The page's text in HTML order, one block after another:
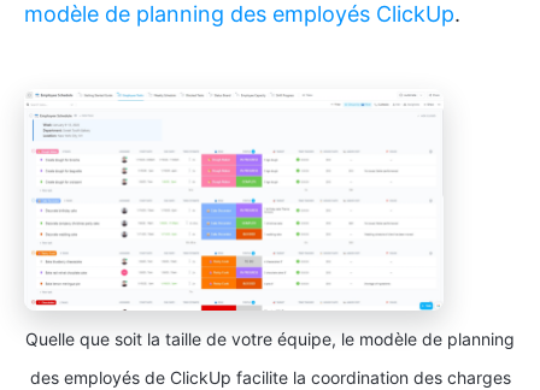
modèle de planning des employés ClickUp.
Quelle que soit la taille de votre équipe, le modèle de planning
des employés de ClickUp facilite la coordination des charges